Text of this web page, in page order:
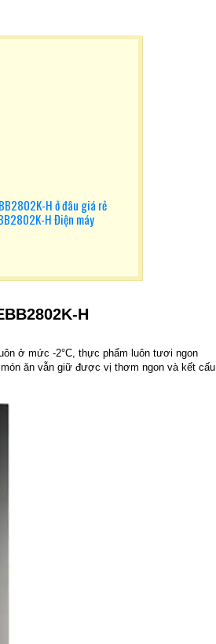
H ở đâu giá rẻ
H Điện máy
H
ở mức -2°C, thực phẩm luôn tươi ngon
ăn vẫn giữ được vị thơm ngon và kết cấu